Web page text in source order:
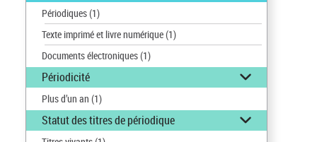
Périodiques(1)
Texte imprimé et livre numérique(1)
Documents électroniques(1)
Périodicité
Plus d’un an (1)
Statut des titres de périodique